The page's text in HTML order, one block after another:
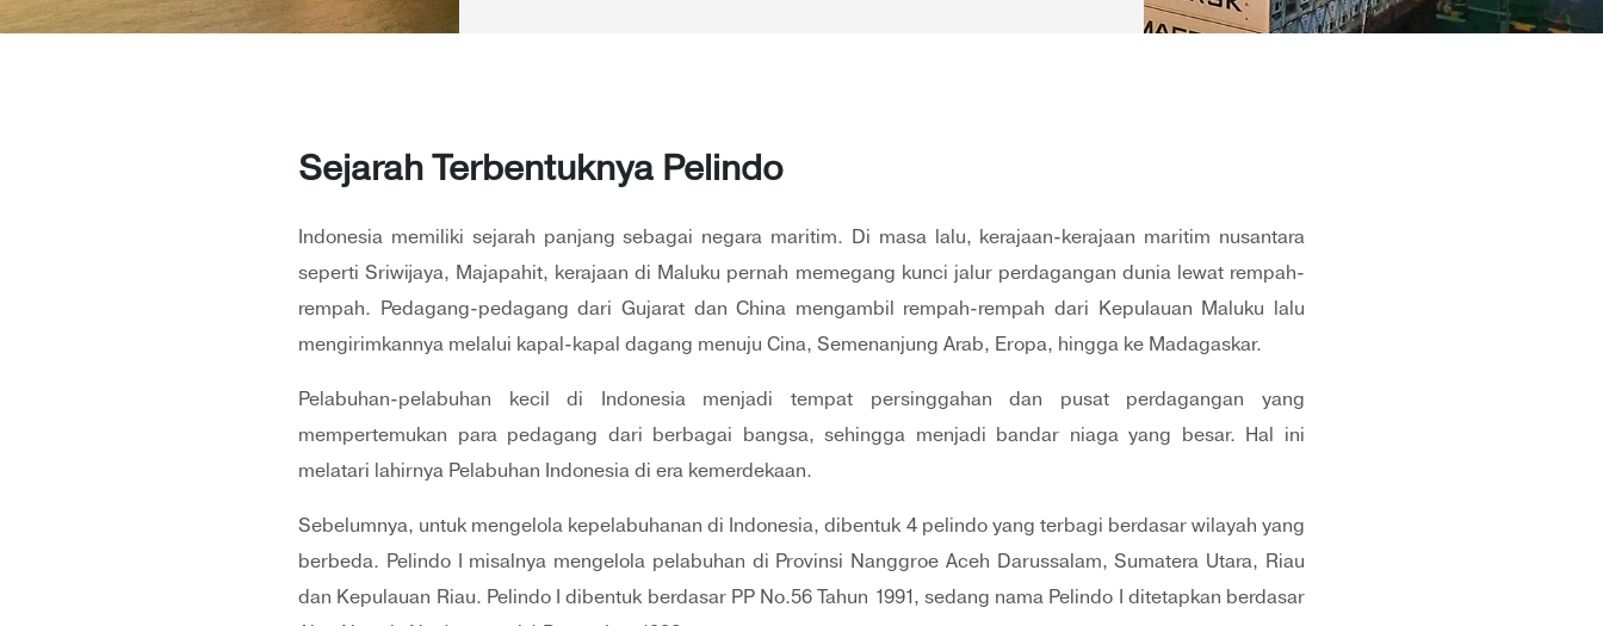
Sejarah Terbentuknya Pelindo
Indonesia memiliki sejarah panjang sebagai negara maritim. Di masa lalu, kerajaan-kerajaan maritim nusantara
seperti Sriwijaya, Majapahit, kerajaan di Maluku pernah memegang kunci jalur perdagangan dunia lewat rempah-
rempah. Pedagang-pedagang dari Gujarat dan China mengambil rempah-rempah dari Kepulauan Maluku lalu
mengirimkannya melalui kapal-kapal dagang menuju Cina, Semenanjung Arab, Eropa, hingga ke Madagaskar.
Pelabuhan-pelabuhan kecil di Indonesia menjadi tempat persinggahan dan pusat perdagangan yang
mempertemukan para pedagang dari berbagai bangsa, sehingga menjadi bandar niaga yang besar. Hal ini
melatari lahirnya Pelabuhan Indonesia di era kemerdekaan.
Sebelumnya, untuk mengelola kepelabuhanan di Indonesia, dibentuk 4 pelindo yang terbagi berdasar wilayah yang
berbeda. Pelindo I misalnya mengelola pelabuhan di Provinsi Nanggroe Aceh Darussalam, Sumatera Utara, Riau
dan Kepulauan Riau. Pelindo I dibentuk berdasar PP No.56 Tahun 1991, sedang nama Pelindo I ditetapkan berdasar